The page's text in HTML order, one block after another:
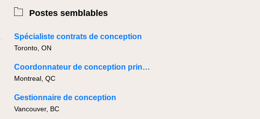
Postes semblables
Spécialiste contrats de conception
Toronto, ON
Coordonnateur de conception principal
Montreal, QC
Gestionnaire de conception
Vancouver, BC